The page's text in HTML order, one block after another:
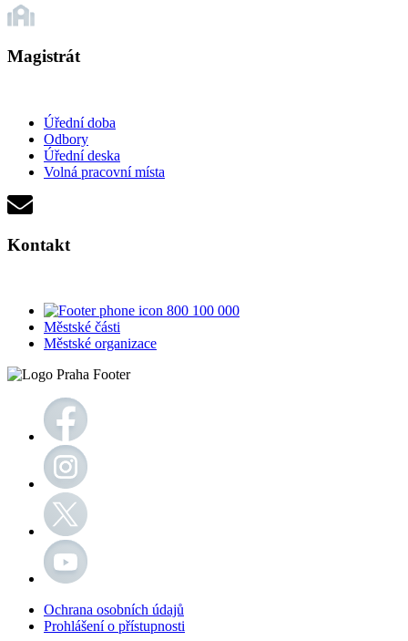
Magistrát
Úřední doba
Odbory
Úřední deska
Volná pracovní místa
Kontakt
800 100 000
Městské části
Městské organizace
Ochrana osobních údajů
Prohlášení o přístupnosti